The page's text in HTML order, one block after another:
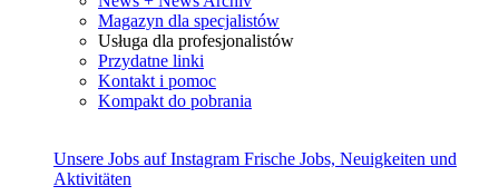
Magazyn dla specjalistów
Usługa dla profesjonalistów
Przydatne linki
Kontakt i pomoc
Kompakt do pobrania
Unsere Jobs auf Instagram Frische Jobs, Neuigkeiten und
Aktivitäten